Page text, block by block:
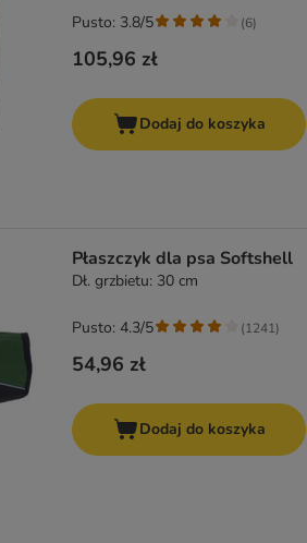
105,96 zł
Pusto: 3.8/5 (6)
Dodaj do koszyka
Płaszczyk dla psa Softshell
Dł. grzbietu: 30 cm
54,96 zł
Pusto: 4.3/5 (1241)
Dodaj do koszyka